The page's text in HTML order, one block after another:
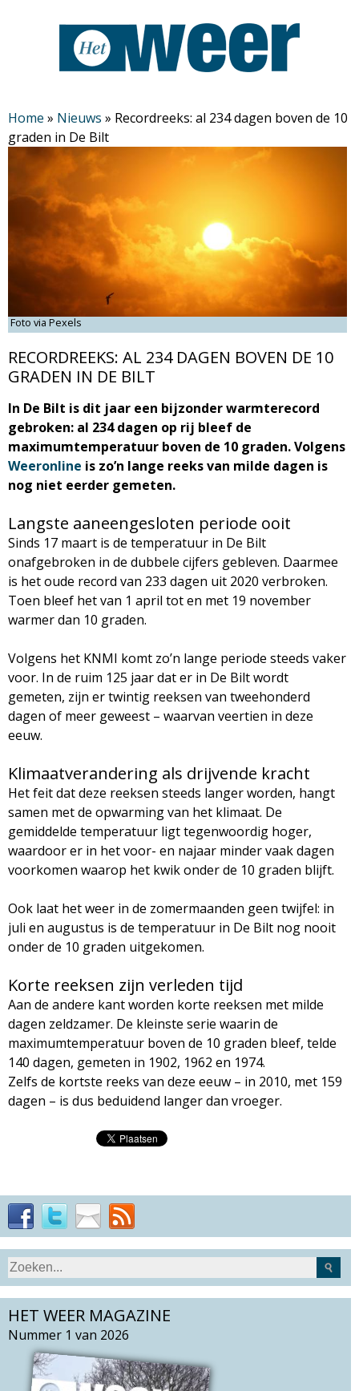
en
naar
algemene
inhoud
H
e
t
W
e
e
r
M
a
g
a
z
i
n
e
Home » Nieuws » Recordreeks: al 234 dagen boven de 10
graden in De Bilt
Foto via Pexels
RECORDREEKS: AL 234 DAGEN BOVEN DE 10
GRADEN IN DE BILT
In De Bilt is dit jaar een bijzonder warmterecord
gebroken: al 234 dagen op rij bleef de
maximumtemperatuur boven de 10 graden. Volgens
Weeronline is zo’n lange reeks van milde dagen is
nog niet eerder gemeten.
Langste aaneengesloten periode ooit
Sinds 17 maart is de temperatuur in De Bilt
onafgebroken in de dubbele cijfers gebleven. Daarmee
is het oude record van 233 dagen uit 2020 verbroken.
Toen bleef het van 1 april tot en met 19 november
warmer dan 10 graden.
Volgens het KNMI komt zo’n lange periode steeds vaker
voor. In de ruim 125 jaar dat er in De Bilt wordt
gemeten, zijn er twintig reeksen van tweehonderd
dagen of meer geweest – waarvan veertien in deze
eeuw.
Klimaatverandering als drijvende kracht
Het feit dat deze reeksen steeds langer worden, hangt
samen met de opwarming van het klimaat. De
gemiddelde temperatuur ligt tegenwoordig hoger,
waardoor er in het voor- en najaar minder vaak dagen
voorkomen waarop het kwik onder de 10 graden blijft.
Ook laat het weer in de zomermaanden geen twijfel: in
juli en augustus is de temperatuur in De Bilt nog nooit
onder de 10 graden uitgekomen.
Korte reeksen zijn verleden tijd
Aan de andere kant worden korte reeksen met milde
dagen zeldzamer. De kleinste serie waarin de
maximumtemperatuur boven de 10 graden bleef, telde
140 dagen, gemeten in 1902, 1962 en 1974.
Zelfs de kortste reeks van deze eeuw – in 2010, met 159
dagen – is dus beduidend langer dan vroeger.
Z
o
e
k
S
e
r
c
HET WEER MAGAZINE
Nummer 1 van 2026